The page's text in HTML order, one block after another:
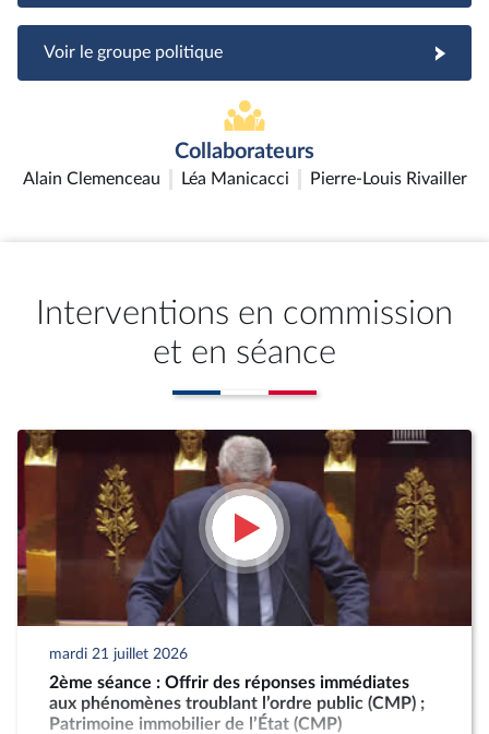
Voir le groupe politique
Collaborateurs
Alain Clemenceau Léa Manicacci Pierre-Louis Rivailler
Interventions en commission
et en séance
mardi 21 juillet 2026
2ème séance : Offrir des réponses immédiates
aux phénomènes troublant l’ordre public (CMP) ;
Patrimoine immobilier de l’État (CMP)